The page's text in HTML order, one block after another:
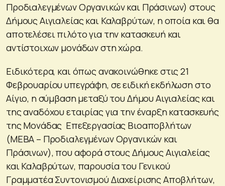
Προδιαλεγμένων Οργανικών και Πράσινων) στους
Δήμους Αιγιαλείας και Καλαβρύτων, η οποία και θα
αποτελέσει πιλότο για την κατασκευή και
αντίστοιχων μονάδων στη χώρα.
Ειδικότερα, και όπως ανακοινώθηκε στις 21
Φεβρουαρίου υπεγράφη, σε ειδική εκδήλωση στο
Αίγιο, η σύμβαση μεταξύ του Δήμου Αιγιαλείας και
της αναδόχου εταιρίας για την έναρξη κατασκευής
της Μονάδας Επεξεργασίας Βιοαποβλήτων
(ΜΕΒΑ – Προδιαλεγμένων Οργανικών και
Πράσινων), που αφορά στους Δήμους Αιγιαλείας
και Καλαβρύτων, παρουσία του Γενικού
Γραμματέα Συντονισμού Διαχείρισης Αποβλήτων,